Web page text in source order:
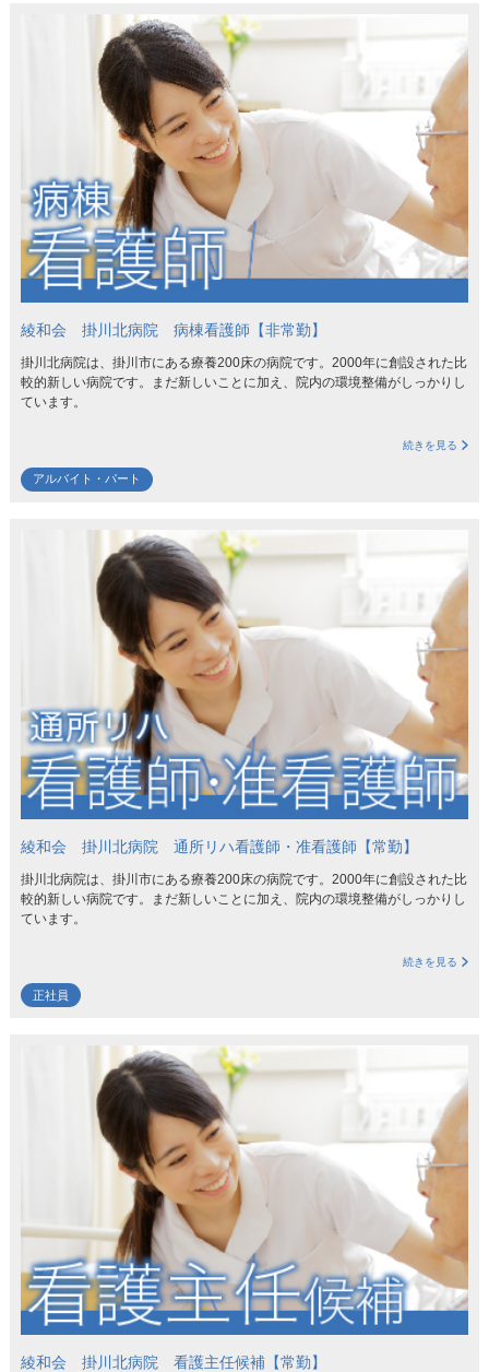
綾和会 掛川北病院 病棟看護師【非常勤】
掛川北病院は、掛川市にある療養200床の病院です。2000年に創設された比
較的新しい病院です。まだ新しいことに加え、院内の環境整備がしっかりし
ています。
続きを見る
アルバイト・パート
綾和会 掛川北病院 通所リハ看護師・准看護師【常勤】
掛川北病院は、掛川市にある療養200床の病院です。2000年に創設された比
較的新しい病院です。まだ新しいことに加え、院内の環境整備がしっかりし
ています。
続きを見る
正社員
綾和会 掛川北病院 看護主任候補【常勤】